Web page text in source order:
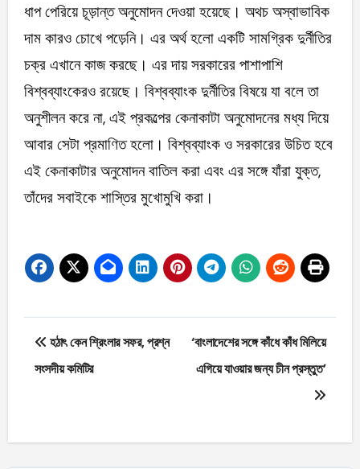
ধাপ পেরিয়ে চূড়ান্ত অনুমোদন দেওয়া হয়েছে। অথচ অস্বাভাবিক
দাম কারও চোখে পড়েনি। এর অর্থ হলো একটি সামগ্রিক দুর্নীতির
চক্র এখানে কাজ করছে। এর দায় সরকারের পাশাপাশি
বিশ্বব্যাংকেরও রয়েছে। বিশ্বব্যাংক দুর্নীতির বিষয়ে যা বলে তা
অনুশীলন করে না, এই প্রকল্পের কেনাকাটা অনুমোদনের মধ্য দিয়ে
আবার সেটা প্রমাণিত হলো। বিশ্বব্যাংক ও সরকারের উচিত হবে
এই কেনাকাটার অনুমোদন বাতিল করা এবং এর সঙ্গে যাঁরা যুক্ত,
তাঁদের সবাইকে শাস্তির মুখোমুখি করা।
Post
navigation
হঠাৎ কেন শ্রিংলার সফর, প্রশ্ন
সংসদীয় কমিটির
‘বাংলাদেশের সঙ্গে কাঁধে কাঁধ মিলিয়ে
এগিয়ে যাওয়ার জন্য চীন প্রস্তুত’